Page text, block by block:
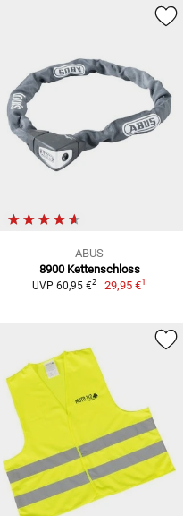
ABUS
8900 Kettenschloss
UVP 60,95 €2 29,95 €1